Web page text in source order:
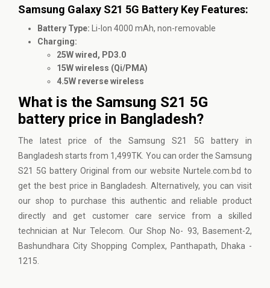
Samsung Galaxy S21 5G Battery Key Features:
Battery Type: Li-Ion 4000 mAh, non-removable
Charging:
25W wired, PD3.0
15W wireless (Qi/PMA)
4.5W reverse wireless
What is the Samsung S21 5G
battery price in Bangladesh?
The latest price of the Samsung S21 5G battery in
Bangladesh starts from 1,499TK. You can order the Samsung
S21 5G battery Original from our website Nurtele.com.bd to
get the best price in Bangladesh. Alternatively, you can visit
our shop to purchase this authentic and reliable product
directly and get customer care service from a skilled
technician at Nur Telecom. Our Shop No- 93, Basement-2,
Bashundhara City Shopping Complex, Panthapath, Dhaka -
1215.